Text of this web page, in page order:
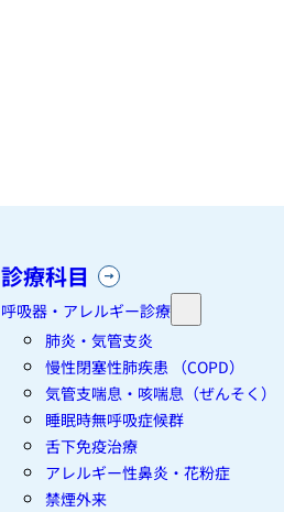
診療科目
呼吸器・アレルギー診療
肺炎・気管支炎
慢性閉塞性肺疾患 （COPD）
気管支喘息・咳喘息（ぜんそく）
睡眠時無呼吸症候群
舌下免疫治療
アレルギー性鼻炎・花粉症
禁煙外来